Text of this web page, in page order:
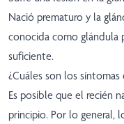
Nació prematuro y la
conocida como glándula
suficiente.
¿Cuáles son los
Es posible que el recién
principio. Por lo general,